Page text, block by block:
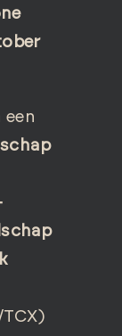
een